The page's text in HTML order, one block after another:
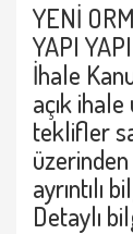
YENİ
YAPI
İhale
açık
teklifler
ayrıntılı
Detaylı